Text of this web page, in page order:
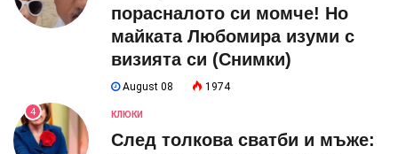
порасналото си момче! Но
майката Любомира изуми с
визията си (Снимки)
August 08 1974
4 КЛЮКИ
След толкова сватби и мъже: